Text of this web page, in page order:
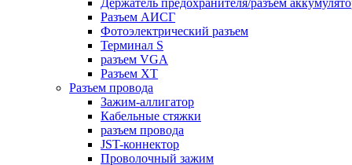
Держатель предохранителя/разъем
Разъем АИСГ
Фотоэлектрический разъем
Терминал S
разъем VGA
Разъем ХТ
Разъем провода
Зажим-аллигатор
Кабельные стяжки
разъем провода
JST-коннектор
Проволочный зажим